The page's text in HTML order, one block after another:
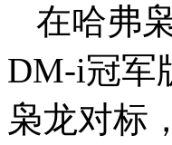
在哈弗
DM-i冠军
枭龙对标